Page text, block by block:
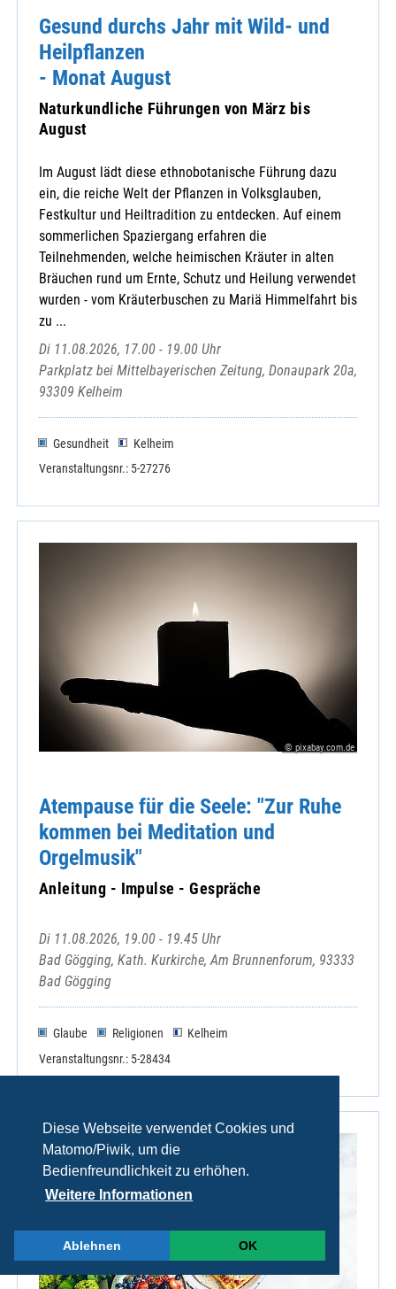
Diese Webseite verwendet Cookies und
Matomo/Piwik, um die
Bedienfreundlichkeit zu erhöhen.
Weitere Informationen
Ablehnen OK
Gesund durchs Jahr mit Wild- und
Heilpflanzen
- Monat August
Naturkundliche Führungen von März bis
August
Im August lädt diese ethnobotanische Führung dazu
ein, die reiche Welt der Pflanzen in Volksglauben,
Festkultur und Heiltradition zu entdecken. Auf einem
sommerlichen Spaziergang erfahren die
Teilnehmenden, welche heimischen Kräuter in alten
Bräuchen rund um Ernte, Schutz und Heilung verwendet
wurden - vom Kräuterbuschen zu Mariä Himmelfahrt bis
zu ...
Di 11.08.2026, 17.00 - 19.00 Uhr
Parkplatz bei Mittelbayerischen Zeitung, Donaupark 20a,
93309 Kelheim
Gesundheit
Kelheim
Veranstaltungsnr.: 5-27276
© pixabay.com.de
Atempause für die Seele: "Zur Ruhe
kommen bei Meditation und
Orgelmusik"
Anleitung - Impulse - Gespräche
Di 11.08.2026, 19.00 - 19.45 Uhr
Bad Gögging, Kath. Kurkirche, Am Brunnenforum, 93333
Bad Gögging
Glaube Religionen
Kelheim
Veranstaltungsnr.: 5-28434